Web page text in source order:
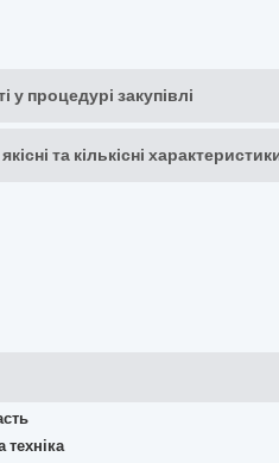
у процедурі закупівлі
та кількісні
техніка